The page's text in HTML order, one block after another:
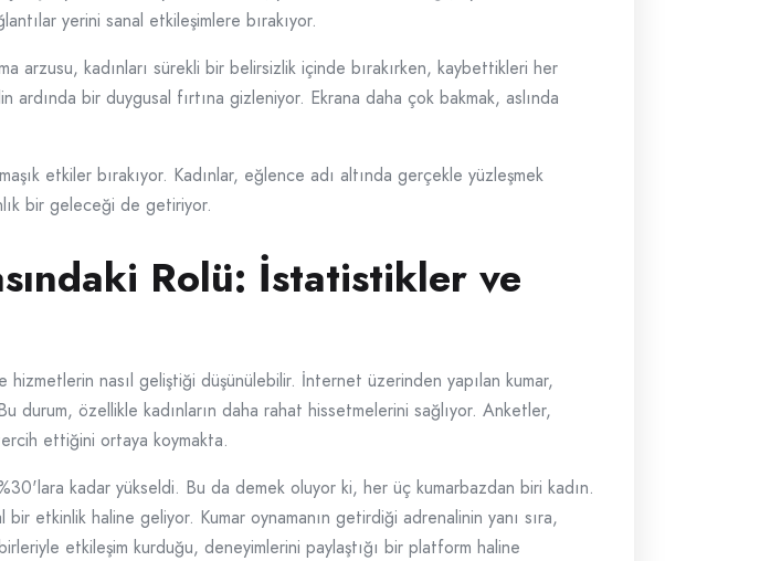
yerini sanal etkileşimlere bırakıyor.
arzusu, kadınları sürekli bir belirsizlik içinde bırakırken, kaybettikleri her
bir duygusal fırtına gizleniyor. Ekrana daha çok bakmak, aslında
etkiler bırakıyor. Kadınlar, eğlence adı altında gerçekle yüzleşmek
bir geleceği de getiriyor.
Rolü: İstatistikler ve
hizmetlerin nasıl geliştiği düşünülebilir. İnternet üzerinden yapılan kumar,
durum, özellikle kadınların daha rahat hissetmelerini sağlıyor. Anketler,
ettiğini ortaya koymakta.
kadar yükseldi. Bu da demek oluyor ki, her üç kumarbazdan biri kadın.
etkinlik haline geliyor. Kumar oynamanın getirdiği adrenalinin yanı sıra,
etkileşim kurduğu, deneyimlerini paylaştığı bir platform haline